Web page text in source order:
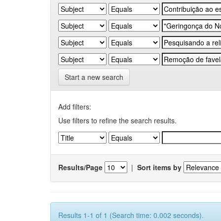
Start a new search
Add filters:
Use filters to refine the search results.
Results/Page | Sort items by
Results 1-1 of 1 (Search time: 0.002 seconds).